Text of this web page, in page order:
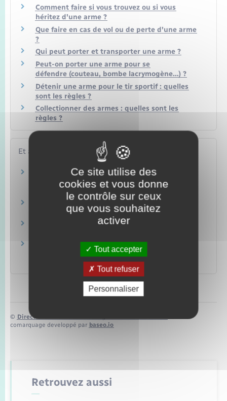
Comment faire si vous trouvez ou si vous
héritez d'une arme ?
Que faire en cas de vol ou de perte d'une arme
?
Qui peut porter et transporter une arme ?
Peut-on porter une arme pour se
défendre (couteau, bombe lacrymogène…) ?
Détenir une arme pour le tir sportif : quelles
sont les règles ?
Collectionner des armes : quelles sont les
règles ?
Et aussi
Arme à feu et matériel de guerre de catégorie
Loisirs – Sports – Culture
Arme de catégorie B (soumise à autorisation)
Loisirs – Sports – Culture
Arme de catégorie C (soumise à déclaration)
Arme de catégorie D (acquisition et détention
Loisirs – Sports – Culture
© Direction de l’information légale et administrative
comarquage developpé par baseo.io
Retrouvez aussi
Ce site utilise des
cookies et vous donne
le contrôle sur ceux
que vous souhaitez
activer
Tout accepter
Tout refuser
Personnaliser